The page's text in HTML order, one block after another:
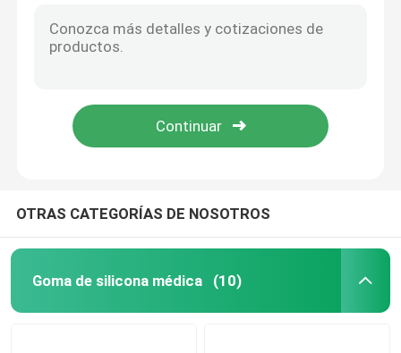
Goma butílica halogenada
Tubo de drenaje
Tubo de la infusión
OTRAS CATEGORÍAS DE NOSOTROS
Goma de silicona médica (10)